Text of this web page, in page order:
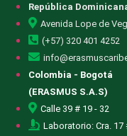
República
Avenida Lope de
(+57) 320 401 4252
Colombia - Bogotá
(ERASMUS S.A.S)
Calle 39 # 19 - 32
Laboratorio: Cra. 17